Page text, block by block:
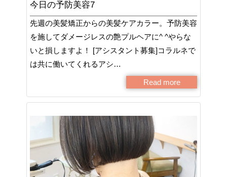
今日の予防美容7
先週の美髪矯正からの美髪ケアカラー。予防美容
を施してダメージレスの艶プルヘアに^ ^やらな
いと損しますよ！ [アシスタント募集]コラルネで
は共に働いてくれるアシ…
Read more